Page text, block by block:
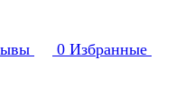
0 Избранные